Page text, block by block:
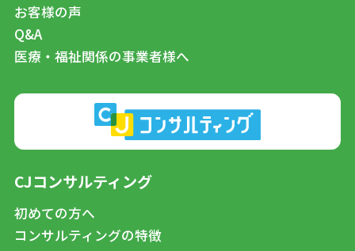
お客様の声
Q&A
医療・福祉関係の事業者様へ
CJコンサルティング
初めての方へ
コンサルティングの特徴